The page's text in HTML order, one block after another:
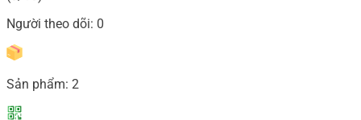
Người theo dõi: 0
Sản phẩm: 2